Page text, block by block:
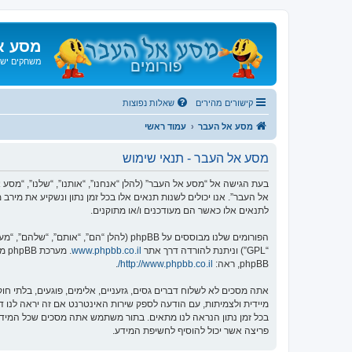
מסע
משחקים
קישורים מהירים שאלות נפוצות
מסע אל העבר עמוד ראשי
מסע אל העבר - תנאי שימוש
אל העבר”. אנו יכולים לשנות תנאים אלו בכל זמן נתון ונשקיע את
לתנאים אלו כאשר הם מעודכנים ו/או מתוקנים.
הפורומים שלנו מבוססים על phpBB (להלן “הם”, “אותם”, “שלהם”, “מערכת phpBB”, “www.phpbb.co.il”, “קבוצת phpBB”, “צוות phpBB הישראלי”) אשר הינה מערכת בולטיין המשוחררת תחת הסכם “
“GPL”) וניתנת להורדה דרך אתר
www.phpbb.co.il
phpBB, ראה:
http://www.phpbb.co.il/
.
אתה מסכים לא לשלוח דברים גסים, גזעניים, אלימים, פוגעים,
פריצה אשר יכול להוסיף לחשיפת המידע.